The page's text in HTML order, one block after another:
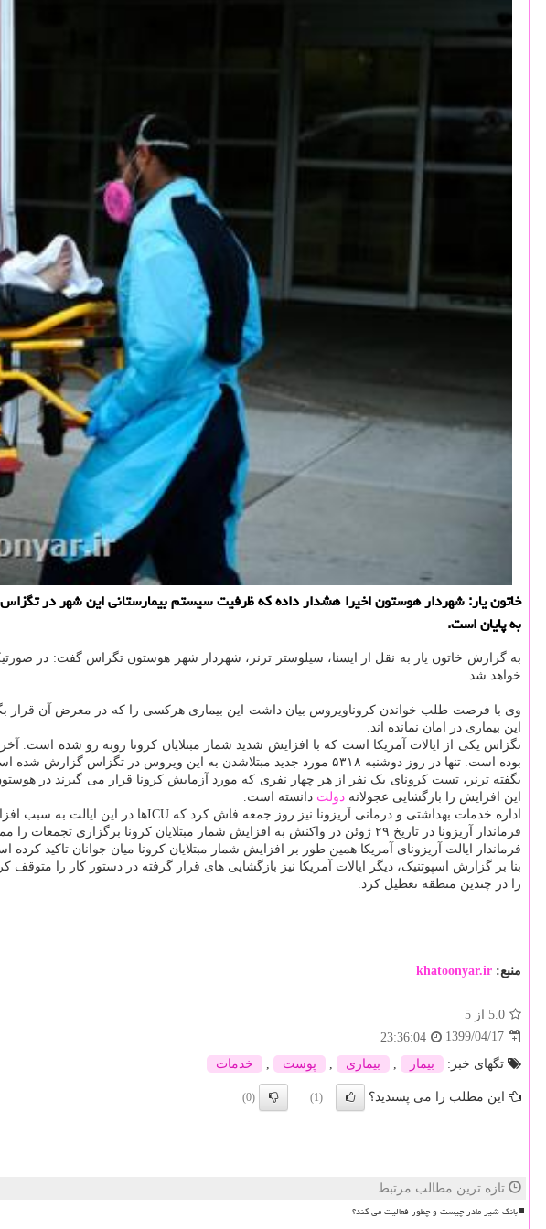
به پایان است.
به گزارش خاتون یار به نقل از ایسنا، سیلوستر ترنر، شهردار شهر هوستون تگزاس گفت: در
خواهد شد.
وی با فرصت طلب خواندن کروناویروس بیان داشت این بیماری هرکسی را که در معرض آن قرار
این بیماری در امان نمانده اند.
تگزاس یکی از ایالات آمریکا است که با افزایش شدید شمار مبتلایان کرونا روبه رو شده است.
بوده است. تنها در روز دوشنبه ۵۳۱۸ مورد جدید مبتلاشدن به این ویروس در تگزاس گزارش شده است.
این افزایش را بازگشایی عجولانه دولت دانسته است.
اداره خدمات بهداشتی و درمانی آریزونا نیز روز جمعه فاش کرد که ICUها در این ایالت به سبب افزایش شمار مبتلایان کرونا تا ۹۱ درصد ظرفیت تکمیل شده بود. این آمار تا روز یکشنبه به ۸۹ درصد ظرفیت کاهش یافته است.
فرماندار آریزونا در تاریخ ۲۹ ژوئن در واکنش به افزایش شمار مبتلایان کرونا برگزاری تجمعات را ممنوع کرده و بازگشایی کافه ها، باشگاه ها، پارک های آبی و سالن های تئاتر را به تعویق انداخت.
فرماندار ایالت آریزونای آمریکا همین طور بر افزایش شمار مبتلایان کرونا میان جوانان تاکید کرده
را در چندین منطقه تعطیل کرد.
منبع: khatoonyar.ir
5.0 از 5
1399/04/17
23:36:04
تگهای خبر:
بیمار بیماری پوست خدمات
این مطلب را می پسندید؟ (1)
(0)
تازه ترین مطالب مرتبط
بانک شیر مادر چیست و چطور فعالیت می کند؟